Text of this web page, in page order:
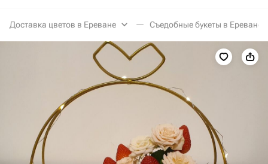
Доставка цветов в Ереване Съедобные букеты в Ереване